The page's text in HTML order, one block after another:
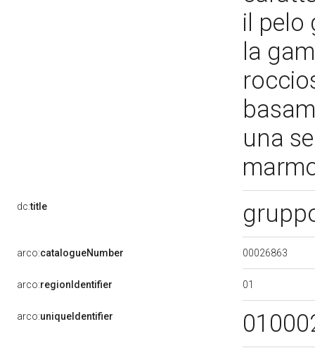
il pelo
la
una
dc:title
arco:catalogueNumber 00026863
arco:regionIdentifier 01
arco:uniqueIdentifier